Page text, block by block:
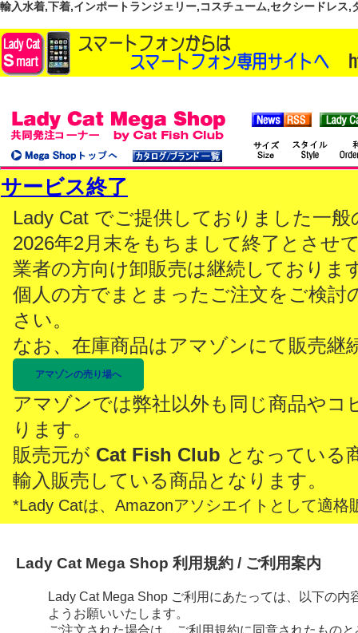
輸入水着,下着,インポートランジェリー,コスチューム,セクシードレス
サービス終了
Lady Cat でご提供しておりました一
2026年2月末をもちまして終了とさせ
業者の方向け卸販売は継続しておりま
個人の方でまとまったご注文をご検討
さい。
なお、在庫商品はアマゾンにて販売継
アマゾンの売り場へ
アマゾンでは弊社以外も同じ商品やコ
ります。
販売元が Cat Fish Club となっている
輸入販売している商品となります。
*Lady Catは、Amazonアソシエイトとして適格
Lady Cat Mega Shop 利用規約 / ご利用案内
Lady Cat Mega Shop ご利用にあたっては、以下の
ようお願いいたします。